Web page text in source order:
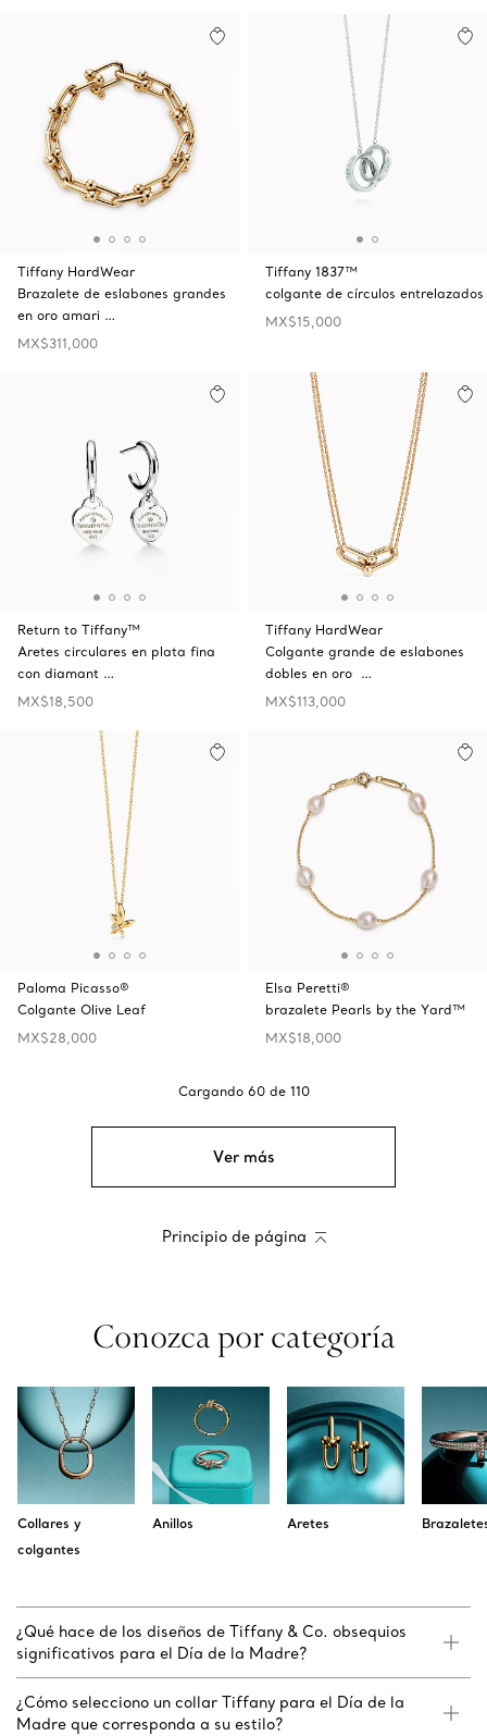
Tiffany HardWear
Brazalete de eslabones grandes
en oro amari …
MX$311,000
Tiffany 1837™
colgante de círculos entrelazados
MX$15,000
Return to Tiffany™
Aretes circulares en plata fina
con diamant …
MX$18,500
Tiffany HardWear
Colgante grande de eslabones
dobles en oro …
MX$113,000
Paloma Picasso®
Colgante Olive Leaf
MX$28,000
Elsa Peretti®
brazalete Pearls by the Yard™
MX$18,000
Cargando 60 de 110
Ver más
Principio de página
Conozca por categoría
Collares y
colgantes
Anillos Aretes
¿Qué hace de los diseños de Tiffany & Co. obsequios
significativos para el Día de la Madre?
¿Cómo selecciono un collar Tiffany para el Día de la
Madre que corresponda a su estilo?